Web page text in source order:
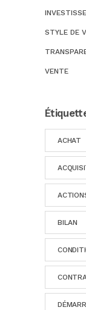
STYLE DE
VENTE
ACHAT
BILAN